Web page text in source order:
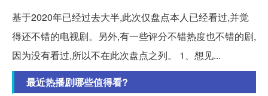
基于2020年已经过去大半,此次仅盘点本人已经看过,并觉
得还不错的电视剧。另外,有一些评分不错热度也不错的剧,
因为没有看过,所以不在此次盘点之列。 1、想见...
最近热播剧哪些值得看?